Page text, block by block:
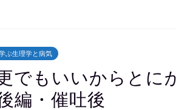
ぶ生理学と病気
更でもいいからとに
編・催吐後